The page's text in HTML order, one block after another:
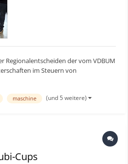
Regionalentscheiden der vom VDBUM
im Steuern von
setzte die einzige Frau im
Artikel (05.10.2023): Vorschau...
maschine (und 5 weitere)
Cups